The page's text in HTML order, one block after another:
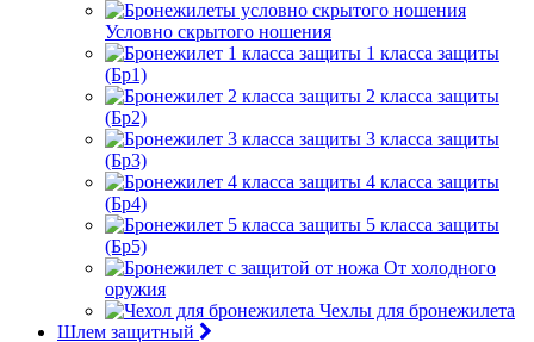
Условно скрытого ношения
1 класса защиты
(Бр1)
2 класса защиты
(Бр2)
3 класса защиты
(Бр3)
4 класса защиты
(Бр4)
5 класса защиты
(Бр5)
От холодного
оружия
Чехлы для бронежилета
Шлем защитный